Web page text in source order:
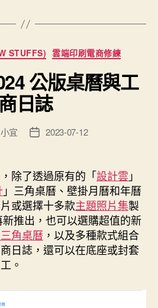
分
類
STUFFS) 雲端印刷電商修練
公版桌曆與工
商日誌
小宜
文
佈
日
期
2023-07-12
除了透過原有的「設計雲 」
」三角桌曆、壁掛月曆和年曆
或選擇十多款主題照片集製
推出，也可以選購超值的新
角桌曆 ，以及多種款式組合
日誌，還可以在底座或封套
。